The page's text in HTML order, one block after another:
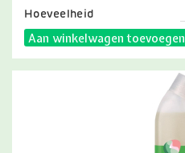
Hoeveelheid
Aan winkelwagen toevoegen